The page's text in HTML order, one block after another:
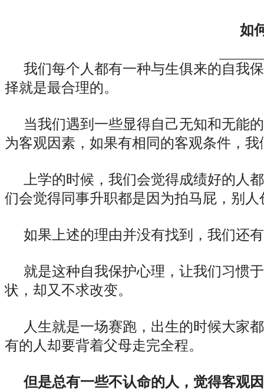
如
我们每个人都有一种与生俱来的自我
择就是最合理的。
当我们遇到一些显得自己无知和无能
为客观因素，如果有相同的客观条件，
上学的时候，我们会觉得成绩好的人
们会觉得同事升职都是因为拍马屁，别
如果上述的理由并没有找到，我们还
就是这种自我保护心理，让我们习惯
状，却又不求改变。
人生就是一场赛跑，出生的时候大家
有的人却要背着父母走完全程。
但是总有一些不认命的人，觉得客观